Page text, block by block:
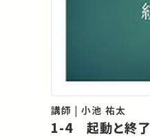
講師 | 小池 祐太
1-4 起動と終了